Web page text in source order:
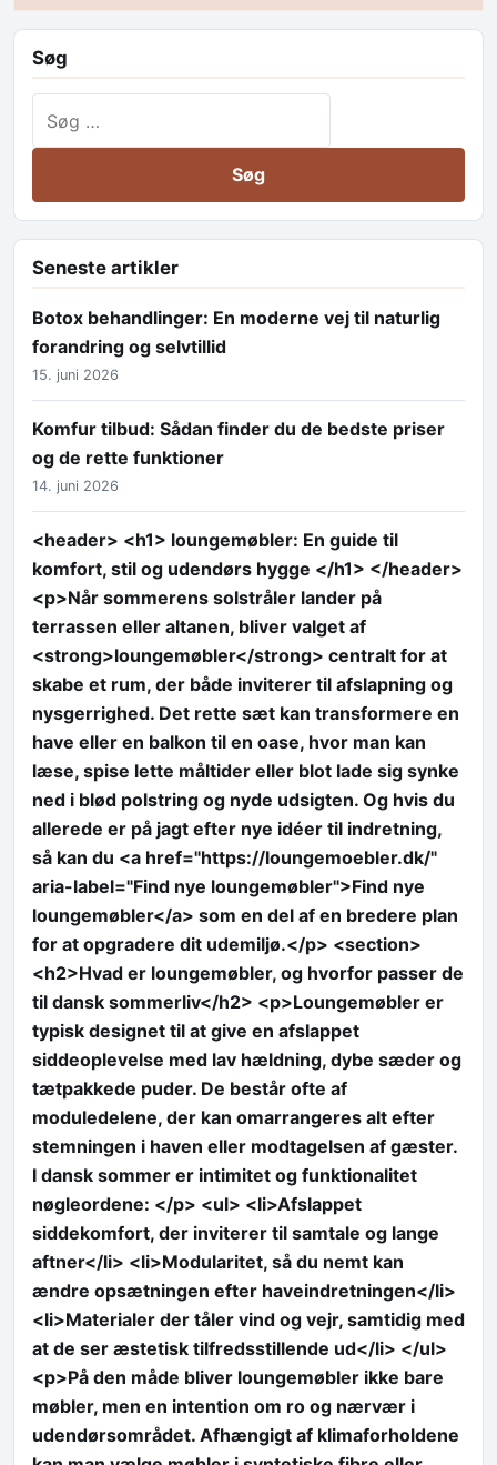
Søg
Seneste artikler
Botox behandlinger: En moderne vej til naturlig
forandring og selvtillid
15. juni 2026
Komfur tilbud: Sådan finder du de bedste priser
og de rette funktioner
14. juni 2026
<header> <h1> loungemøbler: En guide til
komfort, stil og udendørs hygge </h1> </header>
<p>Når sommerens solstråler lander på
terrassen eller altanen, bliver valget af
<strong>loungemøbler</strong> centralt for at
skabe et rum, der både inviterer til afslapning og
nysgerrighed. Det rette sæt kan transformere en
have eller en balkon til en oase, hvor man kan
læse, spise lette måltider eller blot lade sig synke
ned i blød polstring og nyde udsigten. Og hvis du
allerede er på jagt efter nye idéer til indretning,
så kan du <a href="https://loungemoebler.dk/"
aria-label="Find nye loungemøbler">Find nye
loungemøbler</a> som en del af en bredere plan
for at opgradere dit udemiljø.</p> <section>
<h2>Hvad er loungemøbler, og hvorfor passer de
til dansk sommerliv</h2> <p>Loungemøbler er
typisk designet til at give en afslappet
siddeoplevelse med lav hældning, dybe sæder og
tætpakkede puder. De består ofte af
moduledelene, der kan omarrangeres alt efter
stemningen i haven eller modtagelsen af gæster.
I dansk sommer er intimitet og funktionalitet
nøgleordene: </p> <ul> <li>Afslappet
siddekomfort, der inviterer til samtale og lange
aftner</li> <li>Modularitet, så du nemt kan
ændre opsætningen efter haveindretningen</li>
<li>Materialer der tåler vind og vejr, samtidig med
at de ser æstetisk tilfredsstillende ud</li> </ul>
<p>På den måde bliver loungemøbler ikke bare
møbler, men en intention om ro og nærvær i
udendørsområdet. Afhængigt af klimaforholdene